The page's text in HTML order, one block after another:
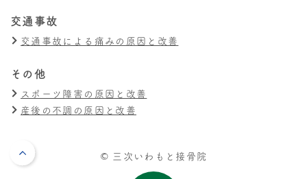
交通事故
交通事故による痛みの原因と改善
その他
スポーツ障害の原因と改善
産後の不調の原因と改善
© 三次いわもと接骨院